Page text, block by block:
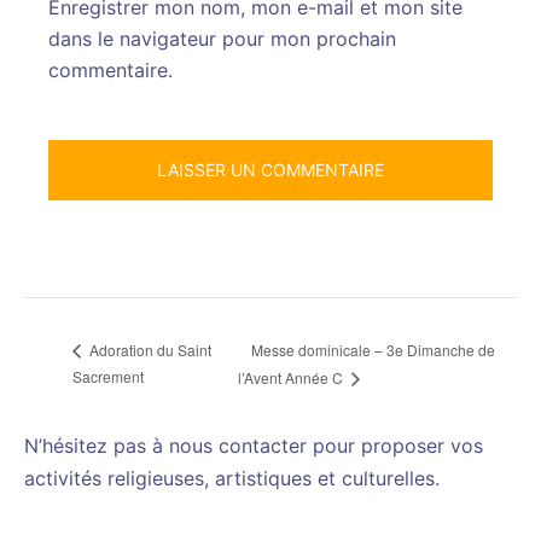
Enregistrer mon nom, mon e-mail et mon site
dans le navigateur pour mon prochain
commentaire.
Adoration du Saint
Sacrement
Messe dominicale – 3e Dimanche de
l’Avent Année C
N’hésitez pas à nous contacter pour proposer vos
activités religieuses, artistiques et culturelles.